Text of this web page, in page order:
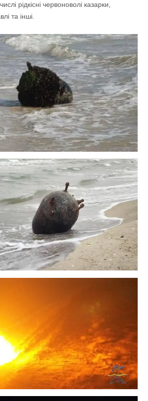
рідкісні червоноволі казарки,
та інші.